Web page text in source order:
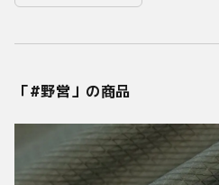
「#野営」の商品